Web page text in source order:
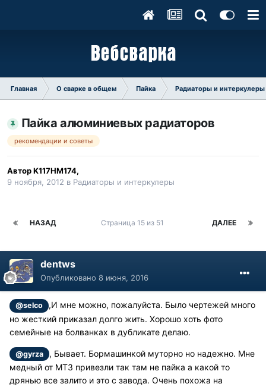
Главная О сварке в общем Пайка Радиаторы и интеркулеры
Пайка алюминиевых радиаторов
рекомендации и советы
АвторK117HM174,
9 ноября, 2012 в Радиаторы и интеркулеры
НАЗАД ДАЛЕЕ
Страница 15 из 51
dentws
Опубликовано 8 июня, 2016
@selco
,И мне можно, пожалуйста. Было чертежей много
но жесткий приказал долго жить. Хорошо хоть фото
семейные на болванках в дубликате делаю.
@gyrza
, Бывает. Бормашинкой муторно но надежно. Мне
медный от МТЗ привезли так там не пайка а какой то
дрянью все залито и это с завода. Очень похожа на